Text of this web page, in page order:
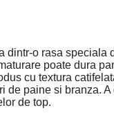
dintr-o rasa speciala
poate dura
cu textura
paine si branza. A
de top.